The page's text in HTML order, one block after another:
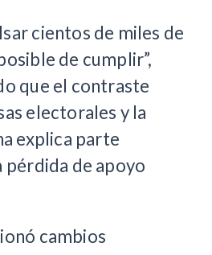
cientos de miles de
de cumplir”,
que el contraste
electorales y la
explica parte
de apoyo
cambios